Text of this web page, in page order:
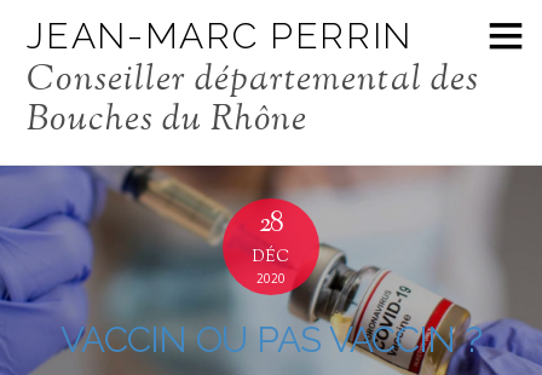
JEAN-MARC PERRIN
Conseiller départemental des
Bouches du Rhône
28
DÉC
2020
VACCIN OU PAS VACCIN ?